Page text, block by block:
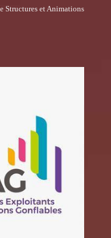
Structures et Animations